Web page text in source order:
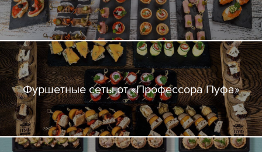
Фуршетные сеты от «Профессора Пуфа»